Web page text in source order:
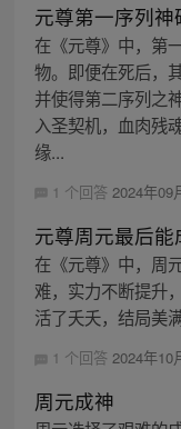
元尊第一序列神
在《元尊》中，第
物。即便在死后，
并使得第二序列之
入圣契机，血肉残
缘...
1 个回答 2024年09
元尊周元最后
在《元尊》中，周
难，实力不断提升
活了夭夭，结局美
1 个回答 2024年10
周元成神